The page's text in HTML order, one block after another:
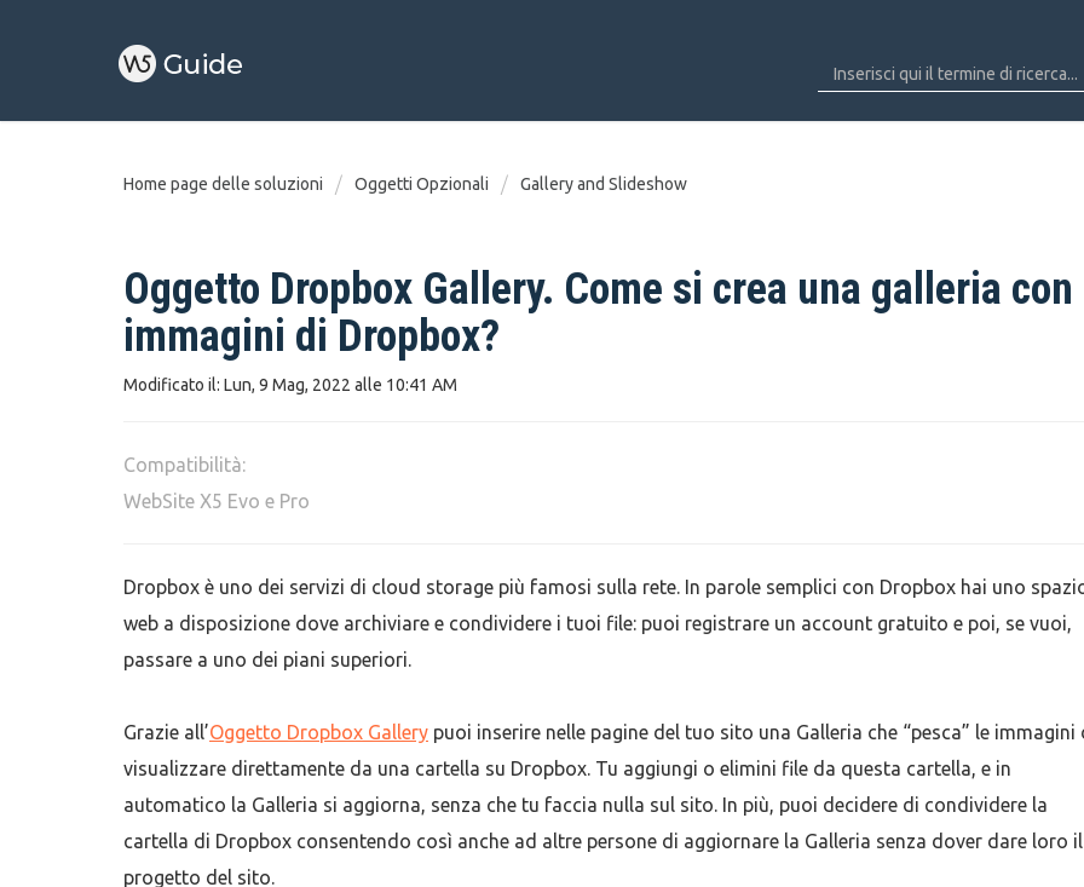
Home page delle soluzioni Oggetti Opzionali Gallery and Slideshow
Oggetto Dropbox Gallery. Come si crea una galleria con
immagini di Dropbox?
Modificato il: Lun, 9 Mag, 2022 alle 10:41 AM
Compatibilità:
WebSite X5 Evo e Pro
Dropbox è uno dei servizi di cloud storage più famosi sulla rete. In parole semplici con Dropbox hai uno
web a disposizione dove archiviare e condividere i tuoi file: puoi registrare un account gratuito e poi, se vuoi,
passare a uno dei piani superiori.
Grazie all’Oggetto Dropbox Gallery puoi inserire nelle pagine del tuo sito una Galleria che “pesca” le immagini
visualizzare direttamente da una cartella su Dropbox. Tu aggiungi o elimini file da questa cartella, e in
automatico la Galleria si aggiorna, senza che tu faccia nulla sul sito. In più, puoi decidere di condividere la
cartella di Dropbox consentendo così anche ad altre persone di aggiornare la Galleria senza dover dare loro il
progetto del sito.